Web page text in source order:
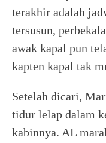
terakhir adalah
tersusun,
awak kapal pun
kapten kapal tak
Setelah dicari,
tidur lelap dalam
kabinnya. AL